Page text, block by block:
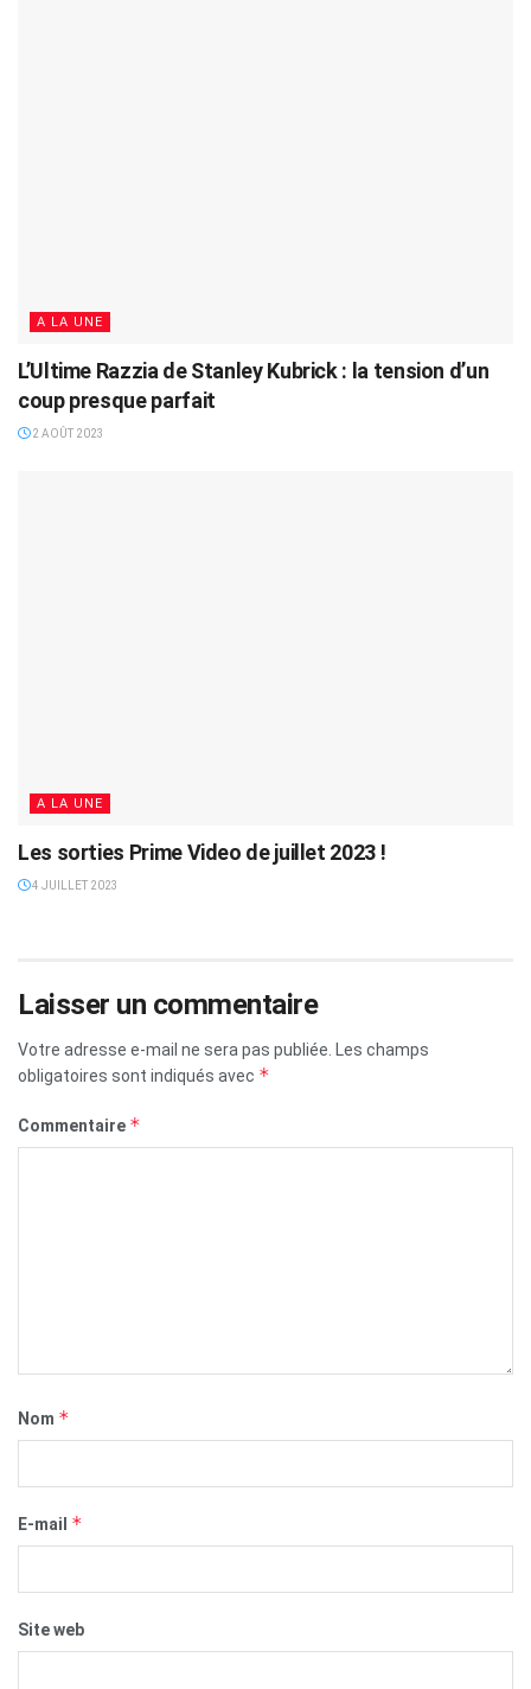
A LA UNE
L’Ultime Razzia de Stanley Kubrick : la tension d’un
coup presque parfait
2 AOÛT 2023
A LA UNE
Les sorties Prime Video de juillet 2023 !
4 JUILLET 2023
Laisser un commentaire
Votre adresse e-mail ne sera pas publiée.
Les champs
obligatoires sont indiqués avec *
Commentaire *
Nom *
E-mail *
Site web